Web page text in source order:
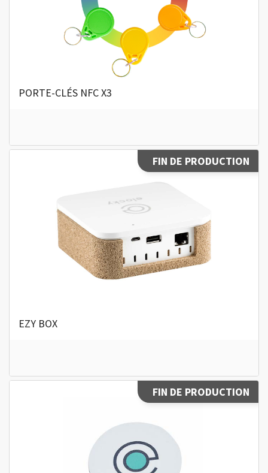
PORTE-CLÉS NFC X3
FIN DE PRODUCTION
EZY BOX
FIN DE PRODUCTION